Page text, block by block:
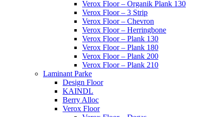
Verox Floor – Organik Plank 130
Verox Floor – 3 Strip
Verox Floor – Chevron
Verox Floor – Herringbone
Verox Floor – Plank 130
Verox Floor – Plank 180
Verox Floor – Plank 200
Verox Floor – Plank 210
Laminant Parke
Design Floor
KAINDL
Berry Alloc
Verox Floor